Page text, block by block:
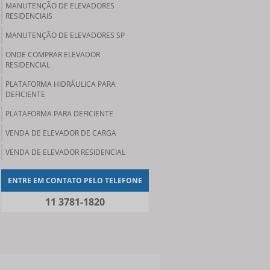
MANUTENÇÃO DE ELEVADORES
RESIDENCIAIS
MANUTENÇÃO DE ELEVADORES SP
ONDE COMPRAR ELEVADOR
RESIDENCIAL
PLATAFORMA HIDRÁULICA PARA
DEFICIENTE
PLATAFORMA PARA DEFICIENTE
VENDA DE ELEVADOR DE CARGA
VENDA DE ELEVADOR RESIDENCIAL
ENTRE EM CONTATO PELO TELEFONE
11 3781-1820